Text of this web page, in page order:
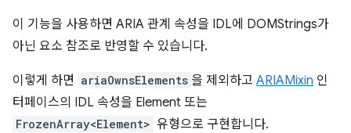
이 기능을 사용하면 ARIA 관계 속성을 IDL에 DOMStrings가
아닌 요소 참조로 반영할 수 있습니다.
이렇게 하면 ariaOwnsElements 을 제외하고 ARIAMixin 인
터페이스의 IDL 속성을 Element 또는
FrozenArray<Element> 유형으로 구현합니다.